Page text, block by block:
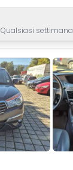
Qualsiasi settimana